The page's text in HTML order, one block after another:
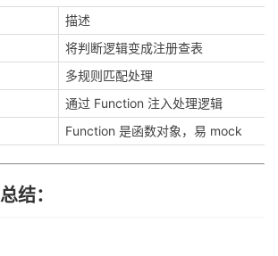
描述
将判断逻辑变成注册查表
多规则匹配处理
通过 Function 注入处理逻辑
Function 是函数对象，易 mock
结：